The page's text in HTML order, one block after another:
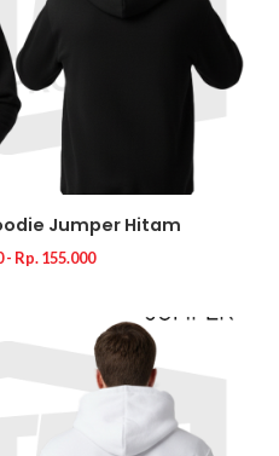
Jumper Hitam
- Rp. 155.000